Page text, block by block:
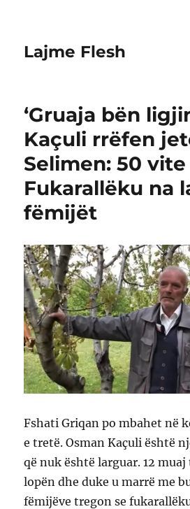
Lajme Flesh
‘Gruaja bën
Kaçuli rrëfen
Selimen: 50
Fukarallëku na
fëmijët
Fshati Griqan po mbahet në
e tretë. Osman Kaçuli është
që nuk është larguar. 12
lopën dhe duke u marrë me
fëmijëve tregon se